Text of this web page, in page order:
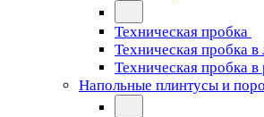
Техническая пробка
Техническая пробка в
Техническая пробка в
Напольные плинтусы и